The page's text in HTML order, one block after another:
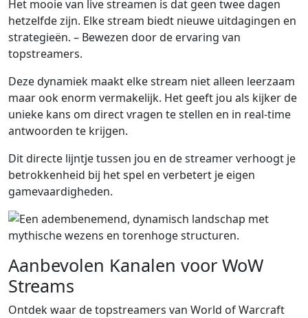
Het mooie van live streamen is dat geen twee dagen
hetzelfde zijn. Elke stream biedt nieuwe uitdagingen en
strategieën. – Bewezen door de ervaring van
topstreamers.
Deze dynamiek maakt elke stream niet alleen leerzaam
maar ook enorm vermakelijk. Het geeft jou als kijker de
unieke kans om direct vragen te stellen en in real-time
antwoorden te krijgen.
Dit directe lijntje tussen jou en de streamer verhoogt je
betrokkenheid bij het spel en verbetert je eigen
gamevaardigheden.
Aanbevolen Kanalen voor WoW
Streams
Ontdek waar de topstreamers van World of Warcraft